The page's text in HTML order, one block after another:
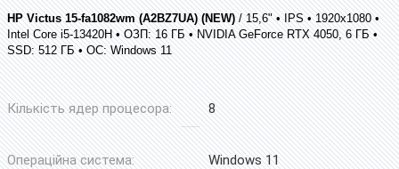
HP Victus 15-fa1082wm (A2BZ7UA) (NEW)/ 15,6" • IPS • 1920x1080 •
Intel Core i5-13420H • ОЗП: 16 ГБ • NVIDIA GeForce RTX 4050, 6 ГБ •
SSD: 512 ГБ • ОС: Windows 11
Кількість ядер процесора: 8
Операційна система: Windows 11